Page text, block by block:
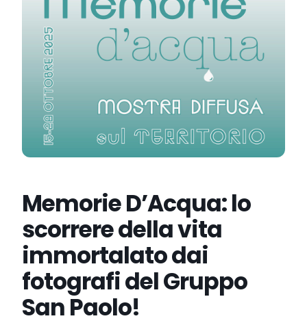
Memorie D’Acqua: lo
scorrere della vita
immortalato dai
fotografi del Gruppo
San Paolo!